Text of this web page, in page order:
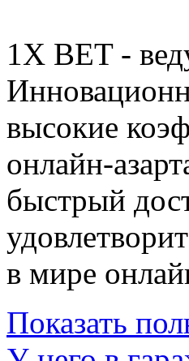
1X BET -
высокие
онлайн-
быстрый
в мире
Показать